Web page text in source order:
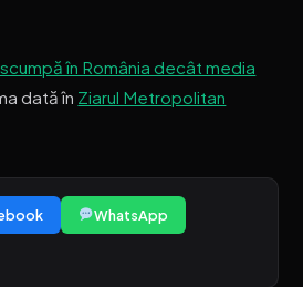
în România decât media
dată în Ziarul Metropolitan
WhatsApp